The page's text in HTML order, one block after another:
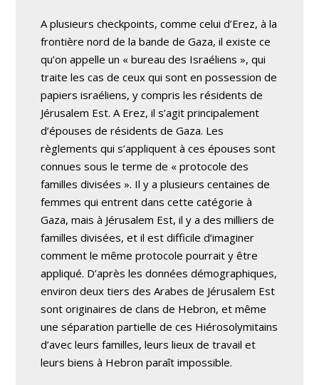
A plusieurs checkpoints, comme celui d’Erez, à la
frontière nord de la bande de Gaza, il existe ce
qu’on appelle un « bureau des Israéliens », qui
traite les cas de ceux qui sont en possession de
papiers israéliens, y compris les résidents de
Jérusalem Est. A Erez, il s’agit principalement
d’épouses de résidents de Gaza. Les
règlements qui s’appliquent à ces épouses sont
connues sous le terme de « protocole des
familles divisées ». Il y a plusieurs centaines de
femmes qui entrent dans cette catégorie à
Gaza, mais à Jérusalem Est, il y a des milliers de
familles divisées, et il est difficile d’imaginer
comment le même protocole pourrait y être
appliqué. D’après les données démographiques,
environ deux tiers des Arabes de Jérusalem Est
sont originaires de clans de Hebron, et même
une séparation partielle de ces Hiérosolymitains
d’avec leurs familles, leurs lieux de travail et
leurs biens à Hebron paraît impossible.